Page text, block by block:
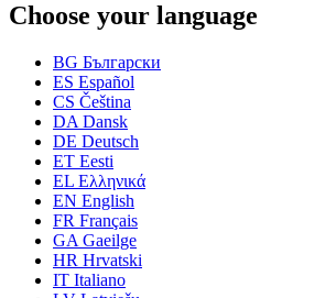
Choose your language
BG Български
ES Español
CS Čeština
DA Dansk
DE Deutsch
ET Eesti
EL Ελληνικά
EN English
FR Français
GA Gaeilge
HR Hrvatski
IT Italiano